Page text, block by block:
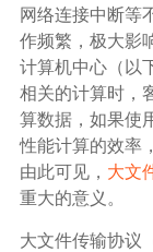
网络连接中断等
作频繁，极大影
计算机中心（以
相关的计算时，
算数据，如果使
性能计算的效率
由此可见， 大文
重大的意义。
大文件传输协议